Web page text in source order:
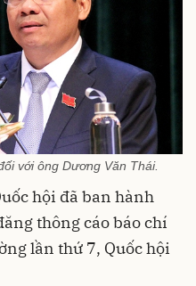
với ông Dương Văn Thái.
hội đã ban hành
thông cáo báo chí
lần thứ 7, Quốc hội